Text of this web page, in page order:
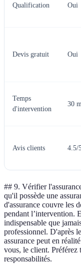
Qualification Oui
Devis gratuit Oui
Temps
d'intervention
30
Avis clients 4.5/
## 9. Vérifier
qu'il possède une
d'assurance couvre les
pendant l’intervention.
indispensable que
professionnel. D'après
assurance peut en
vous, le client. Préférez
responsabilités.